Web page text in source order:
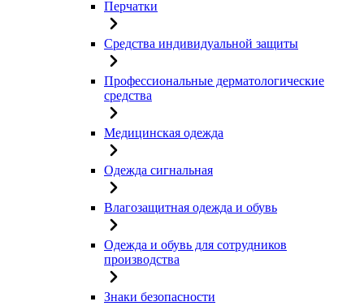
Перчатки
Средства индивидуальной защиты
Профессиональные дерматологические
средства
Медицинская одежда
Одежда сигнальная
Влагозащитная одежда и обувь
Одежда и обувь для сотрудников
производства
Знаки безопасности